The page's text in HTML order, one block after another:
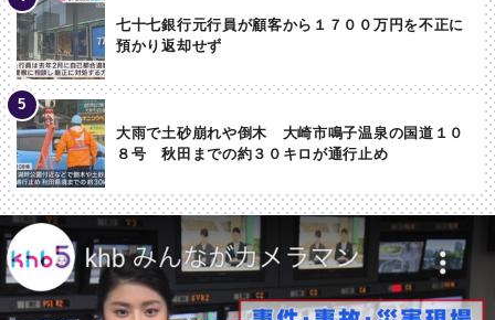
七十七銀行元行員が顧客から１７００万円を不正に
預かり返却せず
大雨で土砂崩れや倒木 大崎市鳴子温泉の国道１０
８号 秋田までの約３０キロが通行止め